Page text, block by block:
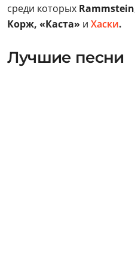
среди которых
Корж, «Каста» и Хаски.
Лучшие песни